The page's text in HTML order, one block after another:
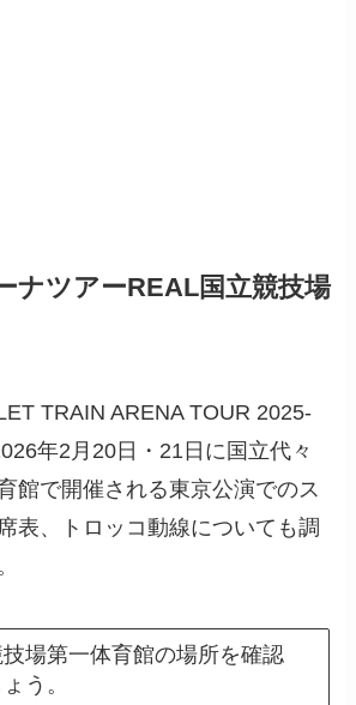
ナツアーREAL国立競技場
TRAIN ARENA TOUR 2025-
年2月20日・21日に国立代々
館で開催される東京公演でのス
表、トロッコ動線についても調
場第一体育館の場所を確認
う。